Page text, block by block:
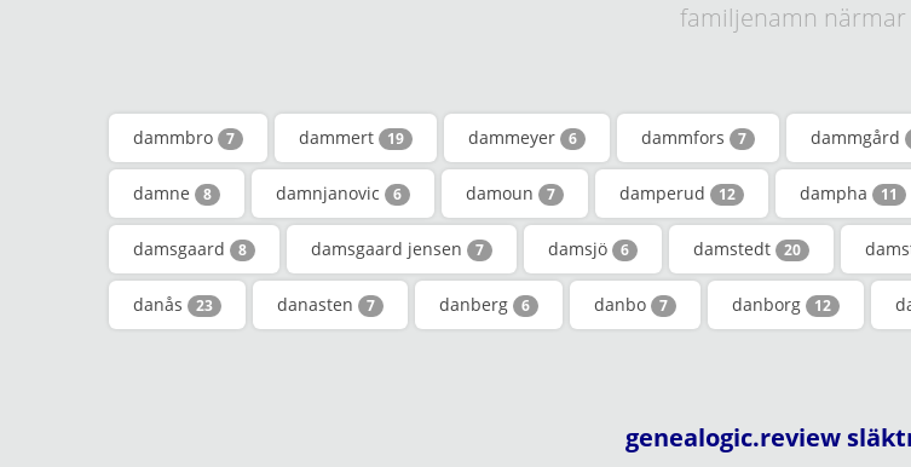
familjenamn närmar
dammbro 7 dammert 19 dammeyer 6 dammfors 7 dammgård
damne 8 damnjanovic 6 damoun 7 damperud 12 dampha 11
damsgaard 8 damsgaard jensen 7 damsjö 6 damstedt 20
danås 23 danasten 7 danberg 6 danbo 7 danborg 12
genealogic.review